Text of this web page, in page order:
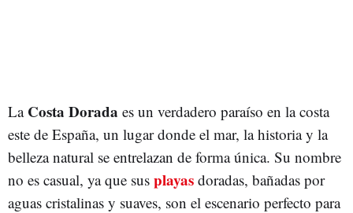
La Costa Dorada es un verdadero paraíso en la costa
este de España, un lugar donde el mar, la historia y la
belleza natural se entrelazan de forma única. Su nombre
no es casual, ya que sus playas doradas, bañadas por
aguas cristalinas y suaves, son el escenario perfecto para